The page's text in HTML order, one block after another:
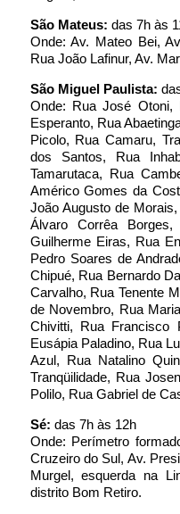
São Mateus: das 7h às
Onde: Av. Mateo Bei,
Rua João Lafinur, Av.
São Miguel Paulista:
Onde: Rua José Otoni,
Esperanto, Rua
Picolo, Rua Camaru,
dos Santos, Rua
Tamarutaca, Rua
Américo Gomes da
João Augusto de
Álvaro Corrêa
Guilherme Eiras, Rua
Pedro Soares de
Chipué, Rua Bernardo
Carvalho, Rua Tenente
de Novembro, Rua
Chivitti, Rua Francisco
Eusápia Paladino, Rua
Azul, Rua Natalino
Tranqüilidade, Rua
Polilo, Rua Gabriel de
Sé: das 7h às 12h
Onde: Perímetro
Cruzeiro do Sul, Av.
Murgel, esquerda na
distrito Bom Retiro.